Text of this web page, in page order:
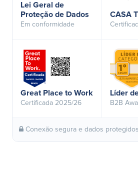
Lei Geral de
Proteção de Dados
Em conformidade
CASA
Great Place to Work
Certificada 2025/26
Líder
B2B
Conexão segura e dados